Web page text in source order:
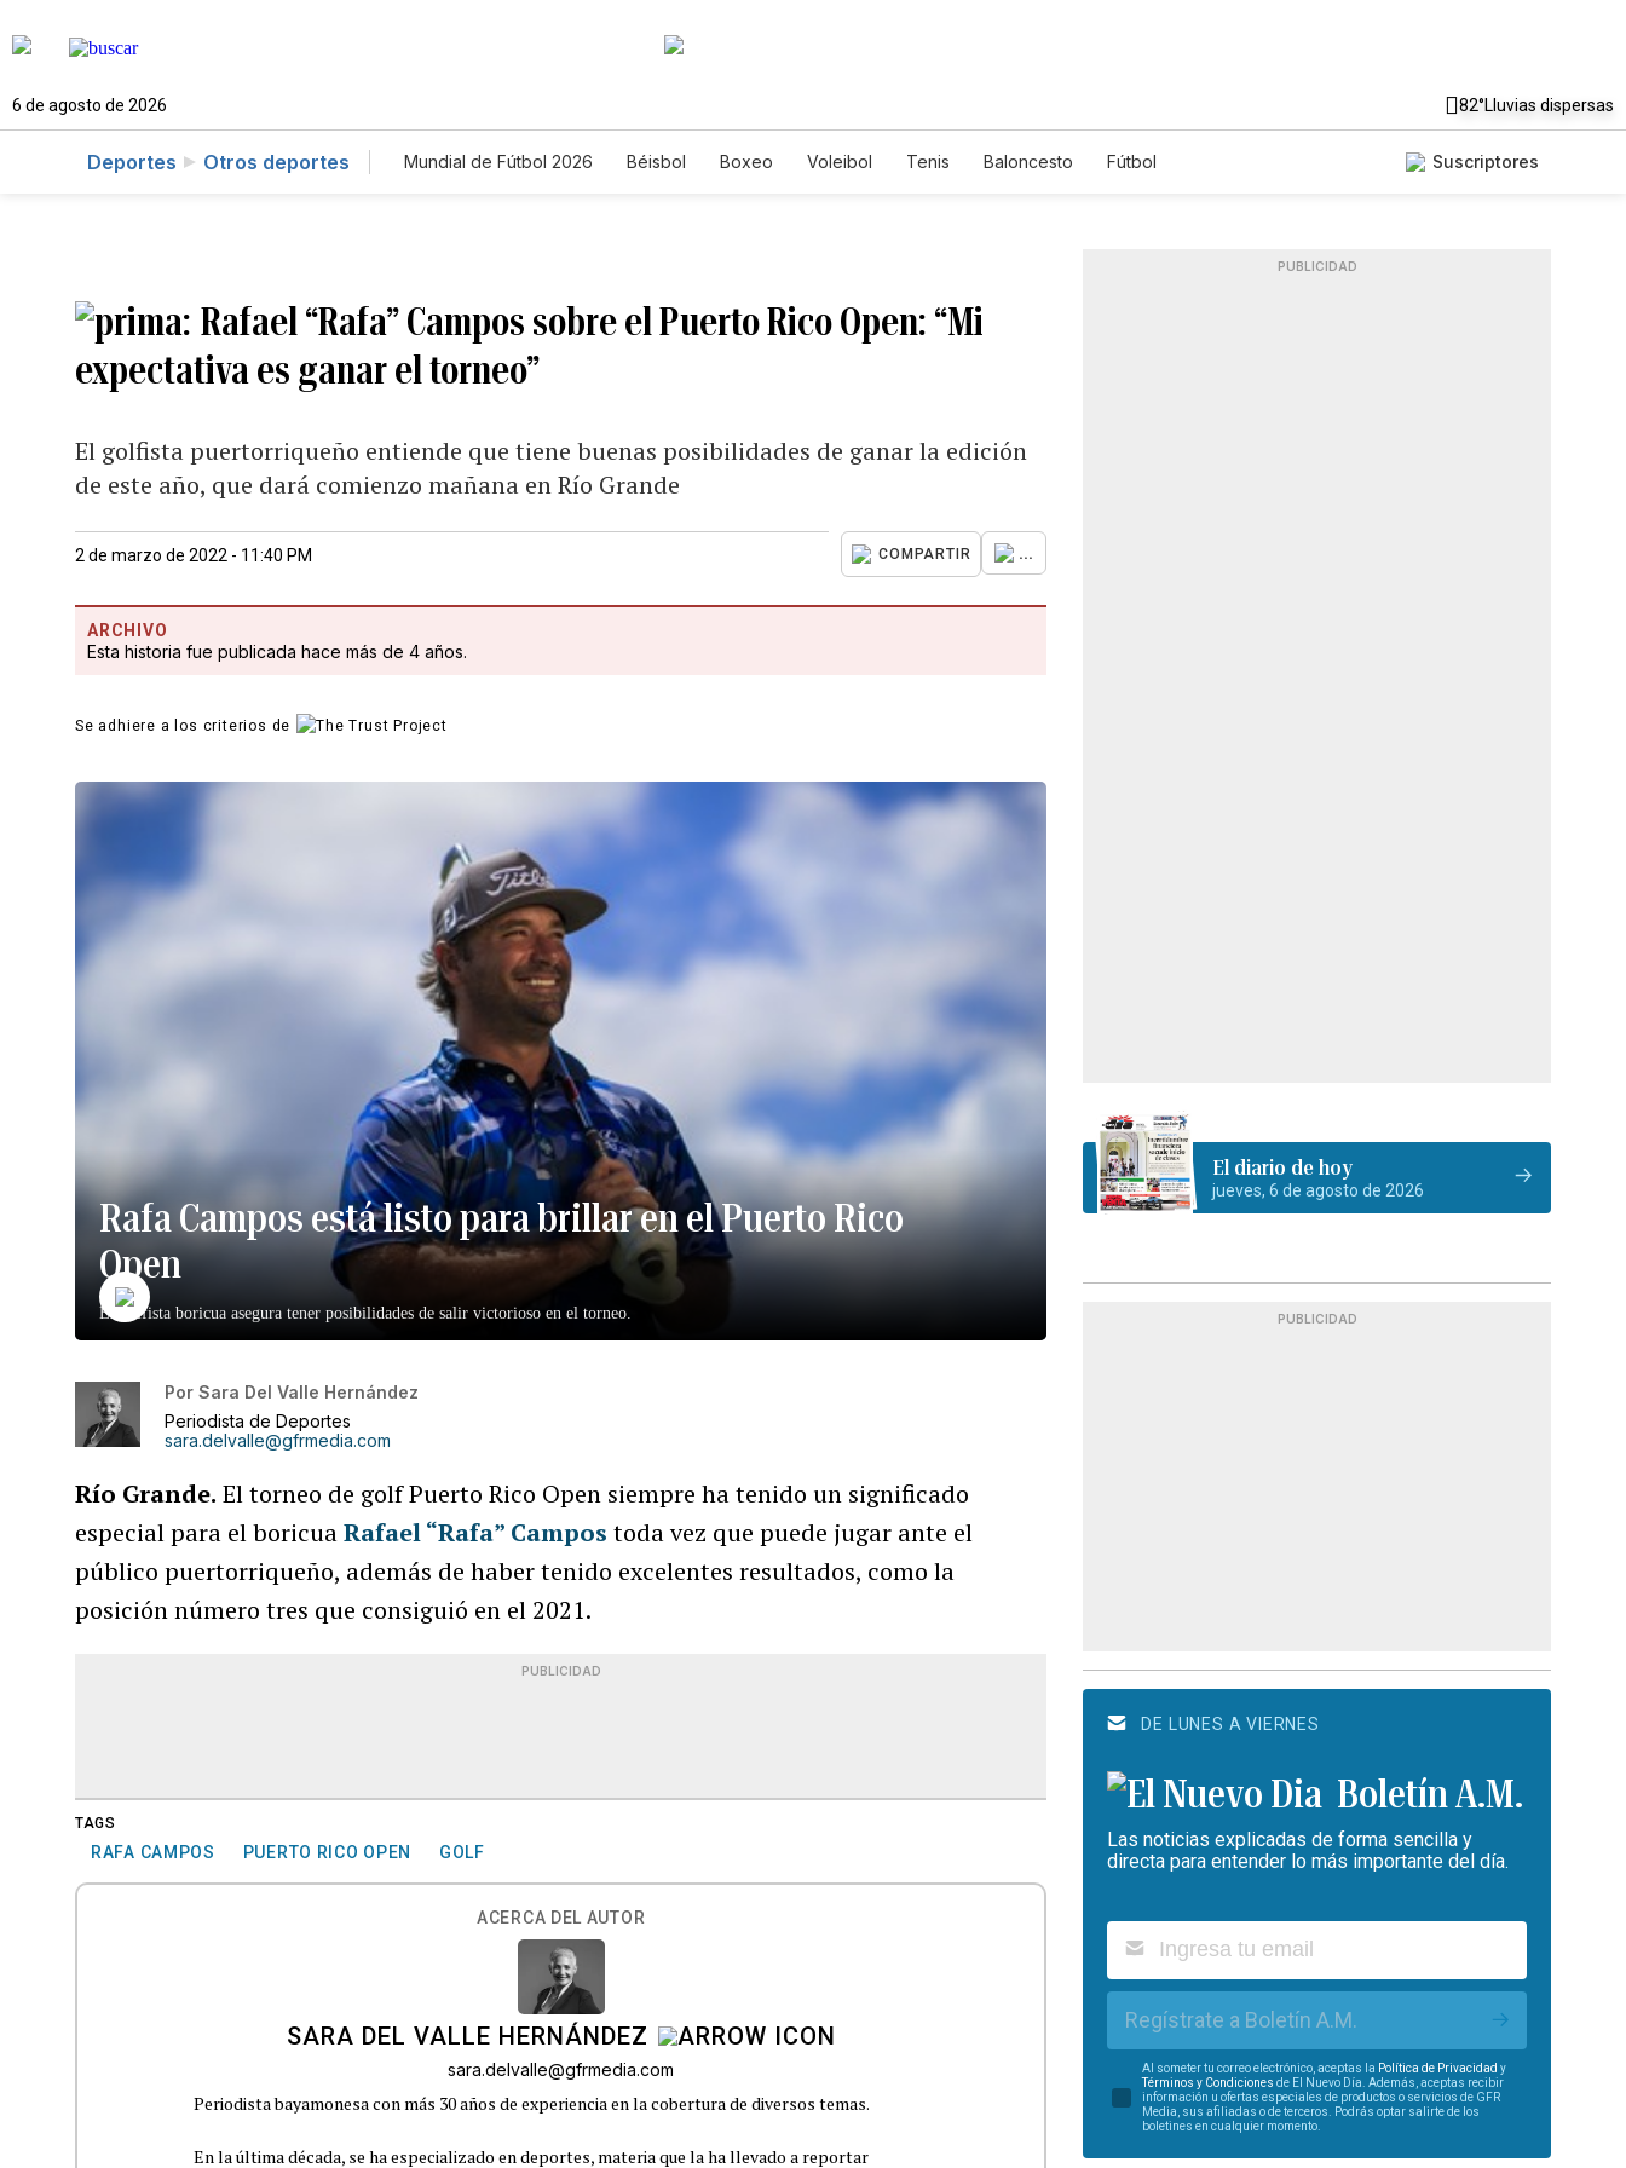
6 de agosto de 2026 82°Lluvias dispersas
Deportes Otros deportes Mundial de Fútbol 2026 Béisbol Boxeo Voleibol Tenis Baloncesto Fútbol Suscriptores
Rafael “Rafa” Campos sobre el Puerto Rico Open: “Mi
expectativa es ganar el torneo”
El golfista puertorriqueño entiende que tiene buenas posibilidades de ganar la edición
de este año, que dará comienzo mañana en Río Grande
2 de marzo de 2022 - 11:40 PM COMPARTIR ...
ARCHIVO
Esta historia fue publicada hace más de 4 años.
Se adhiere a los criterios de
Rafa Campos está listo para brillar en el Puerto Rico
Open
El golfista boricua asegura tener posibilidades de salir victorioso en el torneo.
Por Sara Del Valle Hernández
Periodista de Deportes
sara.delvalle@gfrmedia.com
Río Grande. El torneo de golf Puerto Rico Open siempre ha tenido un significado
especial para el boricuaRafael “Rafa” Campos toda vez que puede jugar ante el
público puertorriqueño, además de haber tenido excelentes resultados, como la
posición número tres que consiguió en el 2021.
PUBLICIDAD
TAGS
RAFA CAMPOS PUERTO RICO OPEN GOLF
ACERCA DEL AUTOR
SARA DEL VALLE HERNÁNDEZ
sara.delvalle@gfrmedia.com
Periodista bayamonesa con más 30 años de experiencia en la cobertura de diversos temas.
En la última década, se ha especializado en deportes, materia que la ha llevado a reportar
PUBLICIDAD
El diario de hoy
jueves, 6 de agosto de 2026
PUBLICIDAD
DE LUNES A VIERNES
Boletín A.M.
Las noticias explicadas de forma sencilla y
directa para entender lo más importante del día.
Regístrate a Boletín A.M.
Al someter tu correo electrónico, aceptas la Política de Privacidad y
Términos y Condiciones de El Nuevo Día. Además, aceptas recibir
información u ofertas especiales de productos o servicios de GFR
Media, sus afiliadas o de terceros. Podrás optar salirte de los
boletines en cualquier momento.